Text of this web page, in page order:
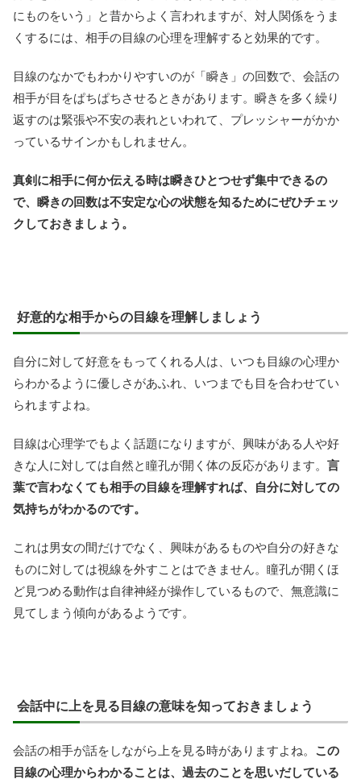
にものをいう」と昔からよく言われますが、対人関係をうま
くするには、相手の目線の心理を理解すると効果的です。
目線のなかでもわかりやすいのが「瞬き」の回数で、会話の
相手が目をぱちぱちさせるときがあります。瞬きを多く繰り
返すのは緊張や不安の表れといわれて、プレッシャーがかか
っているサインかもしれません。
真剣に相手に何か伝える時は瞬きひとつせず集中できるの
で、瞬きの回数は不安定な心の状態を知るためにぜひチェッ
クしておきましょう。
好意的な相手からの目線を理解しましょう
自分に対して好意をもってくれる人は、いつも目線の心理か
らわかるように優しさがあふれ、いつまでも目を合わせてい
られますよね。
目線は心理学でもよく話題になりますが、興味がある人や好
きな人に対しては自然と瞳孔が開く体の反応があります。 言
葉で言わなくても相手の目線を理解すれば、自分に対しての
気持ちがわかるのです。
これは男女の間だけでなく、興味があるものや自分の好きな
ものに対しては視線を外すことはできません。瞳孔が開くほ
ど見つめる動作は自律神経が操作しているもので、無意識に
見てしまう傾向があるようです。
会話中に上を見る目線の意味を知っておきましょう
会話の相手が話をしながら上を見る時がありますよね。 この
目線の心理からわかることは、過去のことを思いだしている